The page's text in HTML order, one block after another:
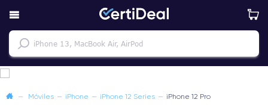
— Móviles — iPhone — iPhone 12 Series — iPhone 12 Pro